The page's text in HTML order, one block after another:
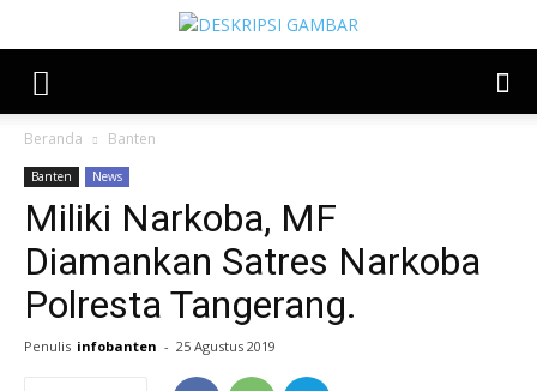
Beranda Banten
Banten News
Miliki Narkoba, MF
Diamankan Satres Narkoba
Polresta Tangerang.
Penulis infobanten - 25 Agustus 2019